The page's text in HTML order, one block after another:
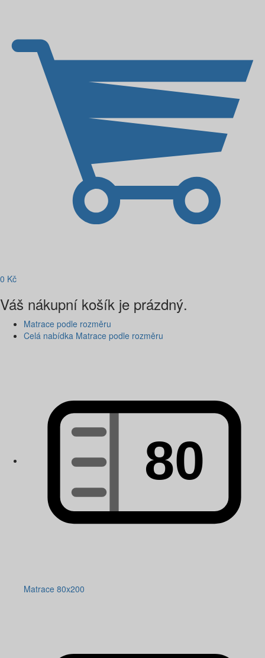
0 Kč
Váš nákupní košík je prázdný.
Matrace podle rozměru
Celá nabídka Matrace podle rozměru
Matrace 80x200